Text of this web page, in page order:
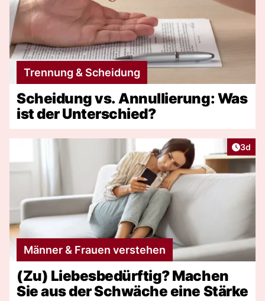
Trennung & Scheidung
Scheidung vs. Annullierung: Was
ist der Unterschied?
3d
Männer & Frauen verstehen
(Zu) Liebesbedürftig? Machen
Sie aus der Schwäche eine Stärke